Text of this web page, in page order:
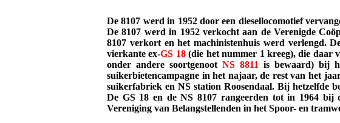
De 8107 werd in 1952 door een diesellocomotief
De 8107 werd in 1952 verkocht aan de Verenigde
8107 verkort en het machinistenhuis werd verlengd.
vierkante ex-GS 18(die het nummer 1 kreeg), die daar
onder andere soortgenoot NS 8811 is bewaard) bij
suikerbietencampagne in het najaar, de rest van het
suikerfabriek en NS station Roosendaal. Bij hetzelfde
De GS 18 en de NS 8107 rangeerden tot in 1964 bij
Vereniging van Belangstellenden in het Spoor- en